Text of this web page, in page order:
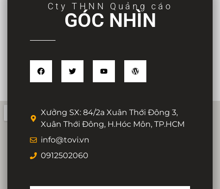
Cty THNN Quảng cáo
GÓC NHÌN
Xưởng SX: 84/2a Xuân Thới Đông 3,
Xuân Thới Đông, H.Hóc Môn, TP.HCM
info@tovi.vn
0912502060